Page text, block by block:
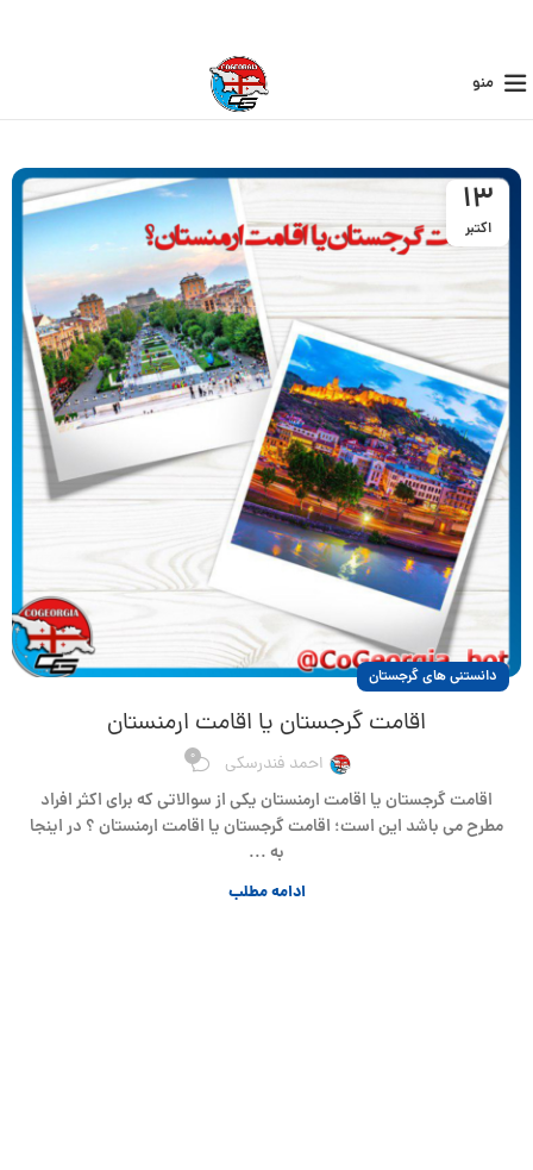
منو
13
اکتبر
دانستنی های گرجستان
اقامت گرجستان یا اقامت ارمنستان
احمد فندرسکی 0
اقامت گرجستان یا اقامت ارمنستان یکی از سوالاتی که برای اکثر افراد
مطرح می باشد این است؛ اقامت گرجستان یا اقامت ارمنستان ؟ در اینجا
به ...
ادامه مطلب